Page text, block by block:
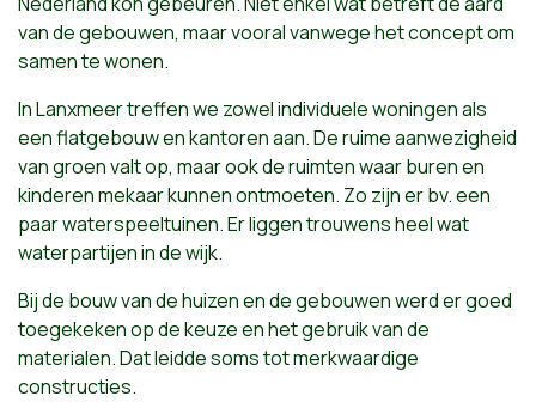
van de gebouwen, maar vooral vanwege het concept om
samen te wonen.
In Lanxmeer treffen we zowel individuele woningen als
een flatgebouw en kantoren aan. De ruime aanwezigheid
van groen valt op, maar ook de ruimten waar buren en
kinderen mekaar kunnen ontmoeten. Zo zijn er bv. een
paar waterspeeltuinen. Er liggen trouwens heel wat
waterpartijen in de wijk.
Bij de bouw van de huizen en de gebouwen werd er goed
toegekeken op de keuze en het gebruik van de
materialen. Dat leidde soms tot merkwaardige
constructies.